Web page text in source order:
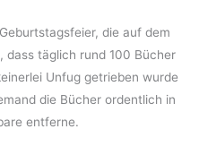
die auf dem
dass täglich rund 100 Bücher
Unfug getrieben wurde
die Bücher ordentlich in
entferne.